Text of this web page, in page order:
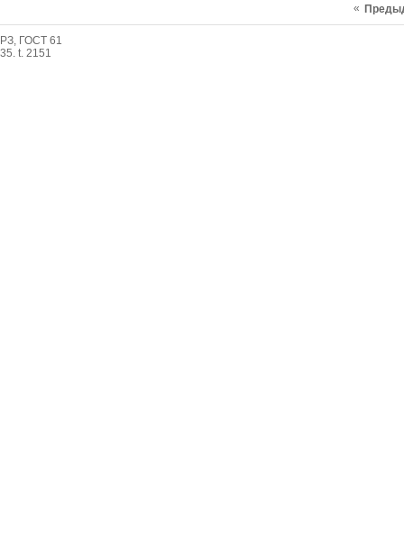
«
РЗ, ГОСТ 61
35. t. 2151